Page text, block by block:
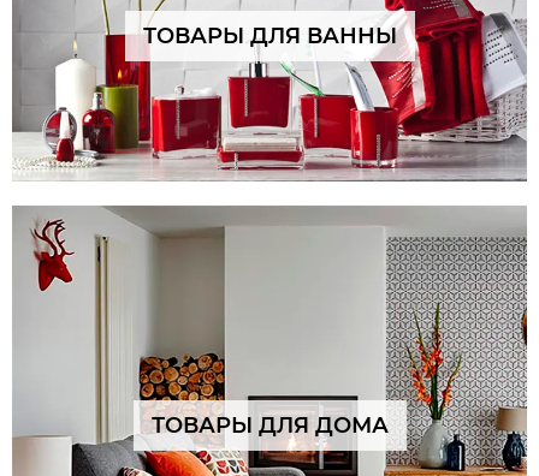
ТОВАРЫ ДЛЯ ВАННЫ
ТОВАРЫ ДЛЯ ДОМА